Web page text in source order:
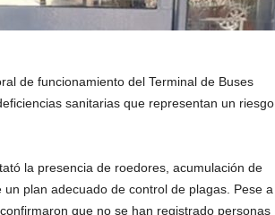
de funcionamiento del Terminal de Buses
sanitarias que representan un riesgo
la presencia de roedores, acumulación de
plan adecuado de control de plagas. Pese a
que no se han registrado personas